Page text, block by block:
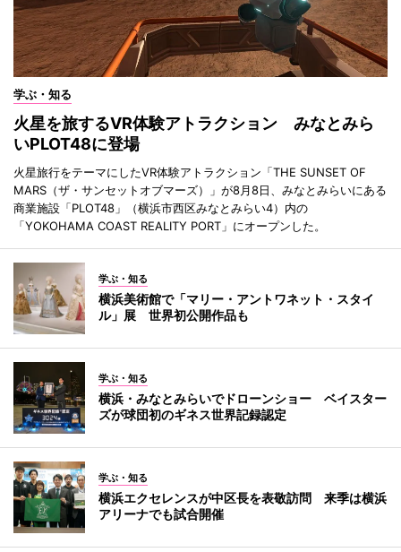
学ぶ・知る
火星を旅するVR体験アトラクション みなとみら
いPLOT48に登場
火星旅行をテーマにしたVR体験アトラクション「THE SUNSET OF
MARS（ザ・サンセットオブマーズ）」が8月8日、みなとみらいにある
商業施設「PLOT48」（横浜市西区みなとみらい4）内の
「YOKOHAMA COAST REALITY PORT」にオープンした。
学ぶ・知る
横浜美術館で「マリー・アントワネット・スタイ
ル」展 世界初公開作品も
学ぶ・知る
横浜・みなとみらいでドローンショー ベイスター
ズが球団初のギネス世界記録認定
学ぶ・知る
横浜エクセレンスが中区長を表敬訪問 来季は横浜
アリーナでも試合開催